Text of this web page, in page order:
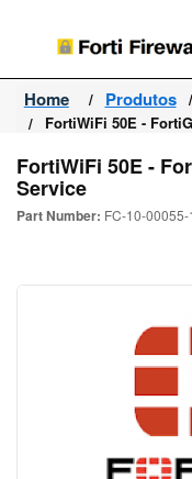
Forti
Firewall
Home Produtos
FortiWiFi 50E -
FortiWiFi 50E -
Service
Part Number: FC-10-